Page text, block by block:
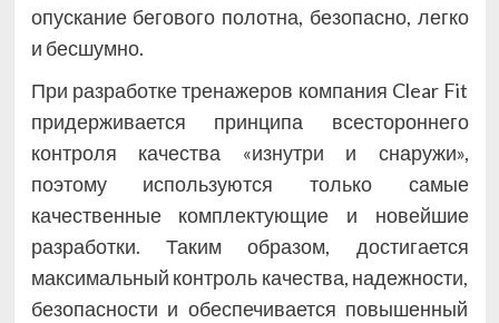
опускание бегового полотна, безопасно, легко
и бесшумно.
При разработке тренажеров компания Clear Fit
придерживается принципа всестороннего
контроля качества «изнутри и снаружи»,
поэтому используются только самые
качественные комплектующие и новейшие
разработки. Таким образом, достигается
максимальный контроль качества, надежности,
безопасности и обеспечивается повышенный